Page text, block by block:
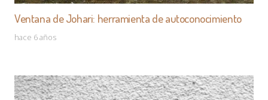
Ventana de Johari: herramienta de autoconocimiento
hace 6 años